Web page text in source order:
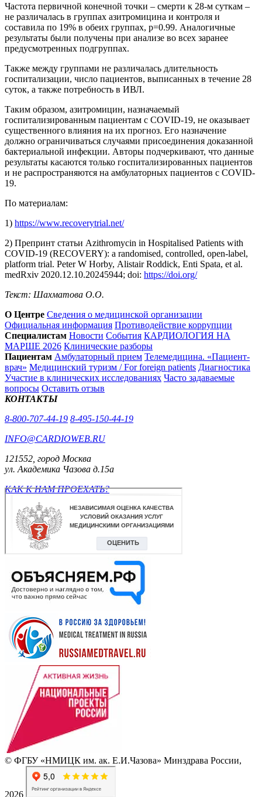
Частота первичной конечной точки – смерти к 28-м суткам –
не различалась в группах азитромицина и контроля и
составила по 19% в обеих группах, p=0.99. Аналогичные
результаты были получены при анализе во всех заранее
предусмотренных подгруппах.
Также между группами не различалась длительность
госпитализации, число пациентов, выписанных в течение 28
суток, а также потребность в ИВЛ.
Таким образом, азитромицин, назначаемый
госпитализированным пациентам с COVID-19, не оказывает
существенного влияния на их прогноз. Его назначение
должно ограничиваться случаями присоединения доказанной
бактериальной инфекции. Авторы подчеркивают, что данные
результаты касаются только госпитализированных пациентов
и не распространяются на амбулаторных пациентов с COVID-
19.
По материалам:
1) https://www.recoverytrial.net/
2) Препринт статьи Azithromycin in Hospitalised Patients with
COVID-19 (RECOVERY): a randomised, controlled, open-label,
platform trial. Peter W Horby, Alistair Roddick, Enti Spata, et al.
medRxiv 2020.12.10.20245944; doi: https://doi.org/
Текст: Шахматова О.О.
О Центре Сведения о медицинской организации
Официальная информация Противодействие коррупции
Специалистам Новости События КАРДИОЛОГИЯ НА
МАРШЕ 2026 Клинические разборы
Пациентам Амбулаторный прием Телемедицина. «Пациент-
врач» Медицинский туризм / For foreign patients Диагностика
Участие в клинических исследованиях Часто задаваемые
вопросы Оставить отзыв
КОНТАКТЫ
8-800-707-44-19 8-495-150-44-19
INFO@CARDIOWEB.RU
121552, город Москва
ул. Академика Чазова д.15а
КАК К НАМ ПРОЕХАТЬ?
© ФГБУ «НМИЦК им. ак. Е.И.Чазова» Минздрава России,
2026